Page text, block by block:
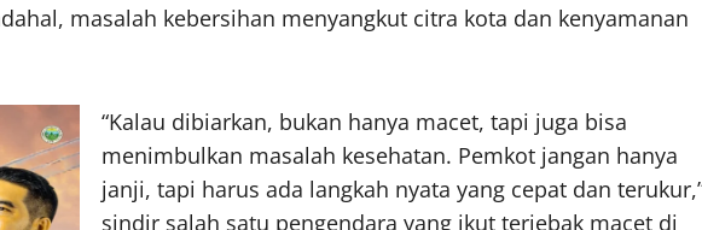
masalah kebersihan menyangkut citra kota dan kenyamanan
“Kalau dibiarkan, bukan hanya macet, tapi juga bisa
menimbulkan masalah kesehatan. Pemkot jangan hanya
janji, tapi harus ada langkah nyata yang cepat dan
sindir salah satu pengendara yang ikut terjebak macet di